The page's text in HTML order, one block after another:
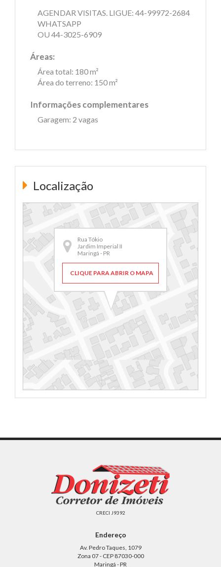
AGENDAR VISITAS. LIGUE: 44-99972-2684
WHATSAPP
OU 44-3025-6909
Áreas:
Área total: 180 m²
Área do terreno: 150 m²
Informações complementares
Garagem: 2 vagas
Localização
Rua Tókio
Jardim Imperial II
Maringá - PR
CLIQUE PARA ABRIR O MAPA
CRECI J9392
Endereço
Av. Pedro Taques, 1079
Zona 07 - CEP 87030-000
Maringá - PR